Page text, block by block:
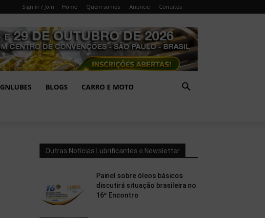
Sign in / Join Home Quem somos Anuncie Contatos
GNLUBES BLOGS CARRO E MOTO
Outras Notícias Lubrificantes e Newsletter
Painel sobre óleos básicos
discutirá situação brasileira no
16º Encontro